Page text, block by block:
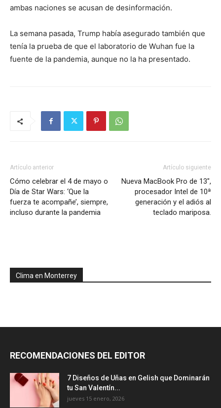
ambas naciones se acusan de desinformación.
La semana pasada, Trump había asegurado también que
tenía la prueba de que el laboratorio de Wuhan fue la
fuente de la pandemia, aunque no la ha presentado.
Artículo anterior
Cómo celebrar el 4 de mayo o
Día de Star Wars: ‘Que la
fuerza te acompañe’, siempre,
incluso durante la pandemia
Artículo siguiente
Nueva MacBook Pro de 13″,
procesador Intel de 10ª
generación y el adiós al
teclado mariposa.
Clima en Monterrey
RECOMENDACIONES DEL EDITOR
7 Diseños de Uñas en Gelish que Dominarán
tu San Valentín...
jueves 15 enero, 2026